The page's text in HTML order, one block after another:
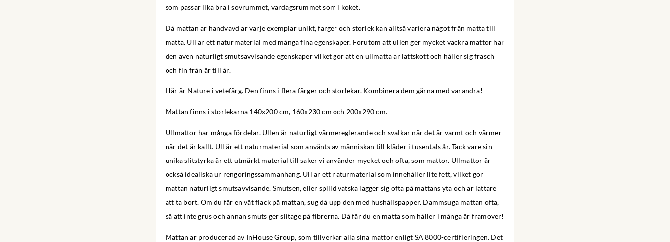
som passar lika bra i sovrummet, vardagsrummet som i köket.
Då mattan är handvävd är varje exemplar unikt, färger och storlek kan alltså variera något från matta till
matta. Ull är ett naturmaterial med många fina egenskaper. Förutom att ullen ger mycket vackra mattor har
den även naturligt smutsavvisande egenskaper vilket gör att en ullmatta är lättskött och håller sig fräsch
och fin från år till år.
Här är Nature i vetefärg. Den finns i flera färger och storlekar. Kombinera dem gärna med varandra!
Mattan finns i storlekarna 140x200 cm, 160x230 cm och 200x290 cm.
Ullmattor har många fördelar. Ullen är naturligt värmereglerande och svalkar när det är varmt och värmer
när det är kallt. Ull är ett naturmaterial som använts av människan till kläder i tusentals år. Tack vare sin
unika slitstyrka är ett utmärkt material till saker vi använder mycket och ofta, som mattor. Ullmattor är
också idealiska ur rengöringssammanhang. Ull är ett naturmaterial som innehåller lite fett, vilket gör
mattan naturligt smutsavvisande. Smutsen, eller spilld vätska lägger sig ofta på mattans yta och är lättare
att ta bort. Om du får en våt fläck på mattan, sug då upp den med hushållspapper. Dammsuga mattan ofta,
så att inte grus och annan smuts ger slitage på fibrerna. Då får du en matta som håller i många år framöver!
Mattan är producerad av InHouse Group, som tillverkar alla sina mattor enligt SA 8000-certifieringen. Det